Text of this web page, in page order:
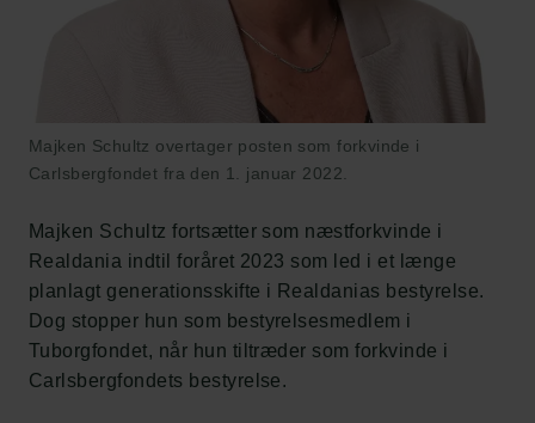
Majken Schultz overtager posten som forkvinde i
Carlsbergfondet fra den 1. januar 2022.
Majken Schultz fortsætter som næstforkvinde i
Realdania indtil foråret 2023 som led i et længe
planlagt generationsskifte i Realdanias bestyrelse.
Dog stopper hun som bestyrelsesmedlem i
Tuborgfondet, når hun tiltræder som forkvinde i
Carlsbergfondets bestyrelse.